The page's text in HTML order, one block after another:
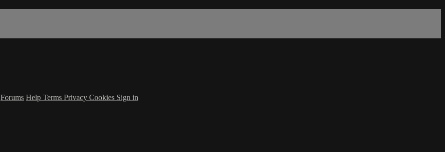
Forums Help Terms Privacy Cookies Sign in